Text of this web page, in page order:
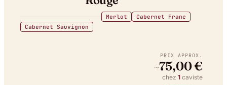
Merlot
Cabernet Franc
Cabernet Sauvignon
PRIX APPROX.
~75,00 €
chez 1 caviste